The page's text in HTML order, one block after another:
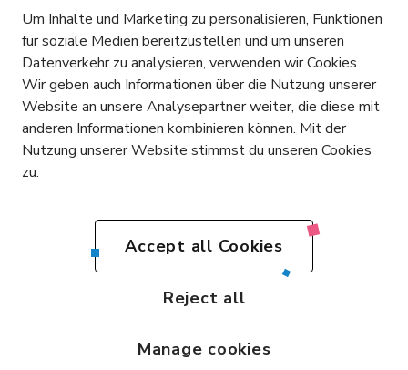
Neuhofstrasse 11
4153 Reinach
Kontakt
+41 76 365 81 03
info@icity.swiss
Kontakt aufnehmen
ImpressumDatenschutz
Bedingungen und Konditionen
Um Inhalte und Marketing zu personalisieren, Funktionen
für soziale Medien bereitzustellen und um unseren
Datenverkehr zu analysieren, verwenden wir Cookies.
Wir geben auch Informationen über die Nutzung unserer
Website an unsere Analysepartner weiter, die diese mit
anderen Informationen kombinieren können. Mit der
Nutzung unserer Website stimmst du unseren Cookies
zu.
Manage cookies
Reject all
Accept all Cookies